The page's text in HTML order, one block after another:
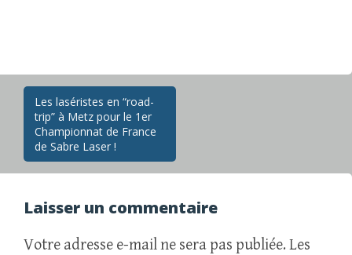
Navigation
des
articles
Les laséristes en “road-
trip” à Metz pour le 1er
Championnat de France
de Sabre Laser !
Laisser un commentaire
Votre adresse e-mail ne sera pas publiée. Les